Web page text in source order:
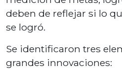
deben de reflejar si lo
se logró.
Se identificaron tres
grandes innovaciones: